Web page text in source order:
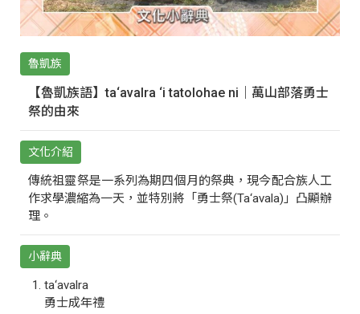
魯凱族
【魯凱族語】ta‘avalra ‘i tatolohae ni｜萬山部落勇士
祭的由來
文化介紹
傳統祖靈祭是一系列為期四個月的祭典，現今配合族人工
作求學濃縮為一天，並特別將「勇士祭(Ta‘avala)」凸顯辦
理。
小辭典
ta‘avalra
勇士成年禮